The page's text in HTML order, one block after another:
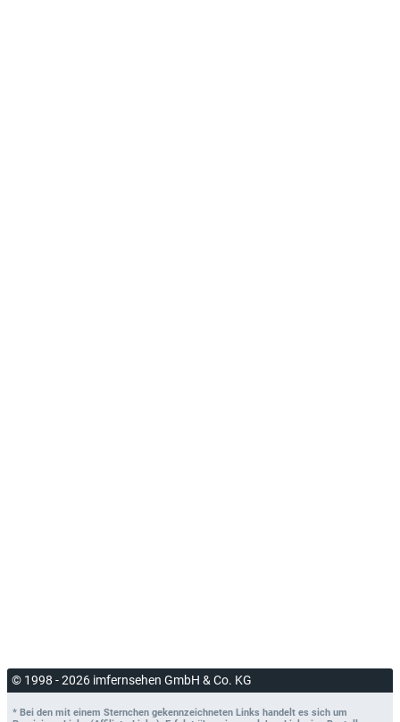
© 1998 - 2026 imfernsehen GmbH & Co. KG
* Bei den mit einem Sternchen gekennzeichneten Links handelt es sich um